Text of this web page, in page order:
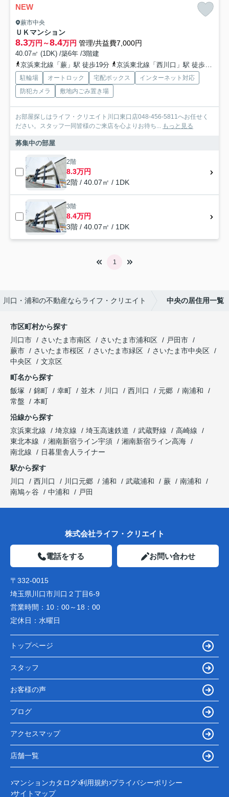
NEW
蕨市中央
ＵＫマンション
8.3万円～8.4万円 管理/共益費7,000円
40.07㎡ (1DK) /築6年 /3階建
京浜東北線「蕨」駅 徒歩19分
京浜東北線「西川口」駅 徒歩27分
駐輪場 オートロック 宅配ボックス
インターネット対応
防犯カメラ
敷地内ごみ置き場
お部屋探しはライフ・クリエイト川口東口店048-456-5811へお任せく
ださい。スタッフ一同皆様のご来店を心よりお待ち...
もっと見る
募集中の部屋
2階
8.3万円
2階 / 40.07㎡ / 1DK
3階
8.4万円
3階 / 40.07㎡ / 1DK
1
川口・浦和の不動産ならライフ・クリエイト 中央の居住用一覧
市区町村から探す
川口市
さいたま市南区 さいたま市浦和区
戸田市
蕨市
さいたま市桜区 さいたま市緑区
さいたま市中央区
中央区
文京区
町名から探す
飯塚
錦町 幸町 並木 川口 西川口 元郷
南浦和
常盤
本町
沿線から探す
京浜東北線
埼京線 埼玉高速鉄道 武蔵野線
高崎線
東北本線
湘南新宿ライン宇須
湘南新宿ライン高海
南北線
日暮里舎人ライナー
駅から探す
川口
西川口 川口元郷 浦和 武蔵浦和 蕨
南浦和
南鳩ヶ谷
中浦和 戸田
株式会社ライフ・クリエイト
電話をする お問い合わせ
〒332-0015
埼玉県川口市川口２丁目6-9
営業時間： 10：00～18：00
定休日： 水曜日
トップページ
スタッフ
お客様の声
ブログ
アクセスマップ
店舗一覧
マンションカタログ 利用規約 プライバシーポリシー
サイトマップ